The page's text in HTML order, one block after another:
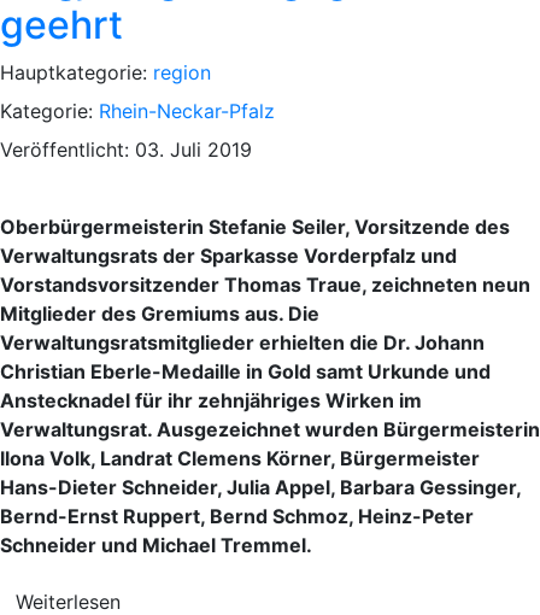
geehrt
Hauptkategorie: region
Kategorie: Rhein-Neckar-Pfalz
Veröffentlicht: 03. Juli 2019
Oberbürgermeisterin Stefanie Seiler, Vorsitzende des
Verwaltungsrats der Sparkasse Vorderpfalz und
Vorstandsvorsitzender Thomas Traue, zeichneten neun
Mitglieder des Gremiums aus. Die
Verwaltungsratsmitglieder erhielten die Dr. Johann
Christian Eberle-Medaille in Gold samt Urkunde und
Anstecknadel für ihr zehnjähriges Wirken im
Verwaltungsrat. Ausgezeichnet wurden Bürgermeisterin
llona Volk, Landrat Clemens Körner, Bürgermeister
Hans-Dieter Schneider, Julia Appel, Barbara Gessinger,
Bernd-Ernst Ruppert, Bernd Schmoz, Heinz-Peter
Schneider und Michael Tremmel.
Weiterlesen